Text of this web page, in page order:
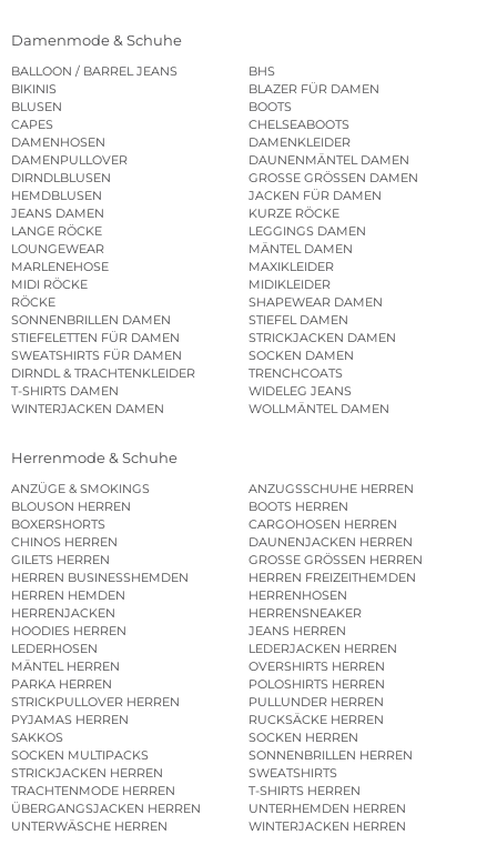
Damenmode & Schuhe
BALLOON / BARREL JEANS
BHS
BIKINIS
BLAZER FÜR DAMEN
BLUSEN
BOOTS
CAPES
CHELSEABOOTS
DAMENHOSEN
DAMENKLEIDER
DAMENPULLOVER
DAUNENMÄNTEL DAMEN
DIRNDLBLUSEN
GROSSE GRÖSSEN DAMEN
HEMDBLUSEN
JACKEN FÜR DAMEN
JEANS DAMEN
KURZE RÖCKE
LANGE RÖCKE
LEGGINGS DAMEN
LOUNGEWEAR
MÄNTEL DAMEN
MARLENEHOSE
MAXIKLEIDER
MIDI RÖCKE
MIDIKLEIDER
RÖCKE
SHAPEWEAR DAMEN
SONNENBRILLEN DAMEN
STIEFEL DAMEN
STIEFELETTEN FÜR DAMEN
STRICKJACKEN DAMEN
SWEATSHIRTS FÜR DAMEN
SOCKEN DAMEN
DIRNDL & TRACHTENKLEIDER
TRENCHCOATS
T-SHIRTS DAMEN
WIDELEG JEANS
WINTERJACKEN DAMEN
WOLLMÄNTEL DAMEN
Herrenmode & Schuhe
ANZÜGE & SMOKINGS
ANZUGSSCHUHE HERREN
BLOUSON HERREN
BOOTS HERREN
BOXERSHORTS
CARGOHOSEN HERREN
CHINOS HERREN
DAUNENJACKEN HERREN
GILETS HERREN
GROSSE GRÖSSEN HERREN
HERREN BUSINESSHEMDEN
HERREN FREIZEITHEMDEN
HERREN HEMDEN
HERRENHOSEN
HERRENJACKEN
HERRENSNEAKER
HOODIES HERREN
JEANS HERREN
LEDERHOSEN
LEDERJACKEN HERREN
MÄNTEL HERREN
OVERSHIRTS HERREN
PARKA HERREN
POLOSHIRTS HERREN
STRICKPULLOVER HERREN
PULLUNDER HERREN
PYJAMAS HERREN
RUCKSÄCKE HERREN
SAKKOS
SOCKEN HERREN
SOCKEN MULTIPACKS
SONNENBRILLEN HERREN
STRICKJACKEN HERREN
SWEATSHIRTS
TRACHTENMODE HERREN
T-SHIRTS HERREN
ÜBERGANGSJACKEN HERREN
UNTERHEMDEN HERREN
UNTERWÄSCHE HERREN
WINTERJACKEN HERREN